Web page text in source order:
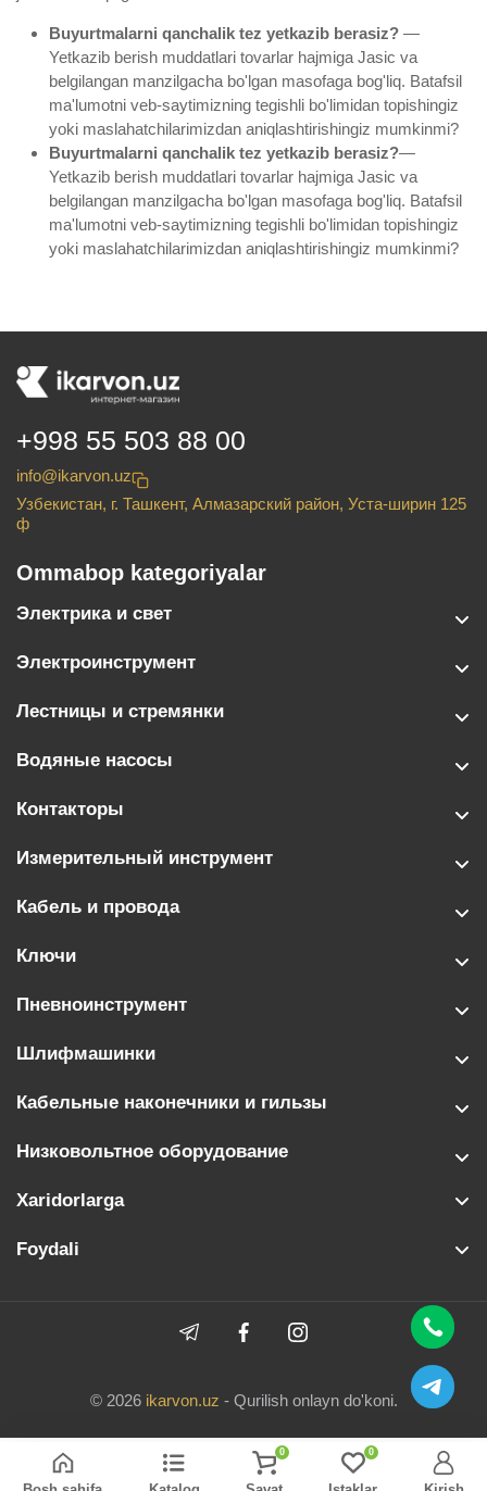
Buyurtmalarni qanchalik tez yetkazib berasiz? —
Yetkazib berish muddatlari tovarlar hajmiga Jasic va
belgilangan manzilgacha bo'lgan masofaga bog'liq. Batafsil
ma'lumotni veb-saytimizning tegishli bo'limidan topishingiz
yoki maslahatchilarimizdan aniqlashtirishingiz mumkinmi?
Buyurtmalarni qanchalik tez yetkazib berasiz?—
Yetkazib berish muddatlari tovarlar hajmiga Jasic va
belgilangan manzilgacha bo'lgan masofaga bog'liq. Batafsil
ma'lumotni veb-saytimizning tegishli bo'limidan topishingiz
yoki maslahatchilarimizdan aniqlashtirishingiz mumkinmi?
+998 55 503 88 00
info@ikarvon.uz
Узбекистан, г. Ташкент, Алмазарский район, Уста-ширин 125
ф
Ommabop kategoriyalar
Электрика и свет
Электроинструмент
Лестницы и стремянки
Водяные насосы
Контакторы
Измерительный инструмент
Кабель и провода
Ключи
Пневноинструмент
Шлифмашинки
Кабельные наконечники и гильзы
Низковольтное оборудование
Xaridorlarga
Foydali
© 2026 ikarvon.uz - Qurilish onlayn do'koni.
0 0